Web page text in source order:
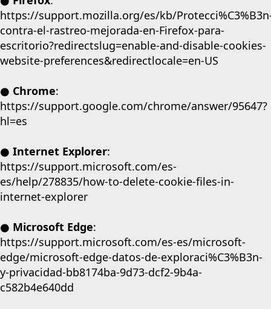
https://support.mozilla.org/es/kb/
contra-el-rastreo-mejorada-en-Firefox-para-
escritorio?redirectslug=enable-and-disable-cookies-
website-preferences&redirectlocale=en-US
● Chrome:
https://support.google.com/chrome/answer/95647?
hl=es
● Internet Explorer:
https://support.microsoft.com/es-
es/help/278835/how-to-delete-cookie-files-in-
internet-explorer
● Microsoft Edge:
https://support.microsoft.com/es-es/microsoft-
edge/microsoft-edge-datos-de-exploraci%C3%B3n-
y-privacidad-bb8174ba-9d73-dcf2-9b4a-
c582b4e640dd